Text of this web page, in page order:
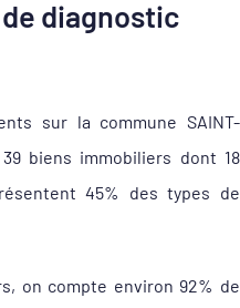
diagnostic
sur la commune SAINT-
39 biens immobiliers dont 18
45% des types de
on compte environ 92% de